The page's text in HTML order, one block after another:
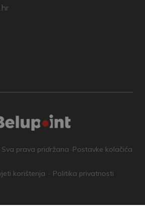
prava pridržana ·Postavke kolačića
korištenja Politika privatnosti